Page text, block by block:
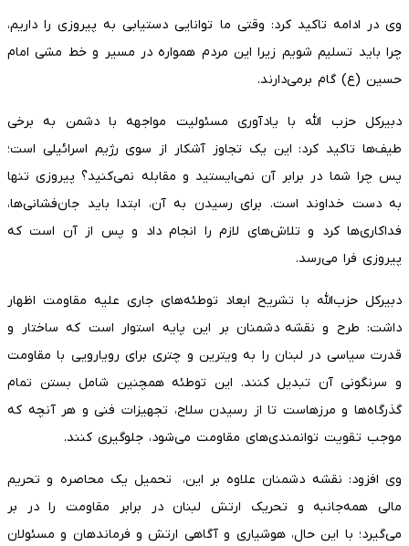
وی در ادامه تاکید کرد: وقتی ما توانایی دستیابی به پیروزی را داریم،
چرا باید تسلیم شویم زیرا این مردم همواره در مسیر و خط مشی امام
حسین (ع) گام برمی‌دارند.
دبیرکل حزب الله با یادآوری مسئولیت مواجهه با دشمن به برخی
طیف‌ها تاکید کرد: این یک تجاوز آشکار از سوی رژیم اسرائیلی است؛
پس چرا شما در برابر آن نمی‌ایستید و مقابله نمی‌کنید؟ پیروزی تنها
به دست خداوند است. برای رسیدن به آن، ابتدا باید جان‌فشانی‌ها،
فداکاری‌ها کرد و تلاش‌های لازم را انجام داد و پس از آن است که
پیروزی فرا می‌رسد.
دبیرکل حزب‌الله با تشریح ابعاد توطئه‌های جاری علیه مقاومت اظهار
داشت: طرح و نقشه دشمنان بر این پایه استوار است که ساختار و
قدرت سیاسی در لبنان را به ویترین و چتری برای رویارویی با مقاومت
و سرنگونی آن تبدیل کنند. این توطئه همچنین شامل بستن تمام
گذرگاه‌ها و مرزهاست تا از رسیدن سلاح، تجهیزات فنی و هر آنچه که
موجب تقویت توانمندی‌های مقاومت می‌شود، جلوگیری کنند.
وی افزود: نقشه دشمنان علاوه بر این، تحمیل یک محاصره و تحریم
مالی همه‌جانبه و تحریک ارتش لبنان در برابر مقاومت را در بر
می‌گیرد؛ با این حال، هوشیاری و آگاهی ارتش و فرماندهان و مسئولان